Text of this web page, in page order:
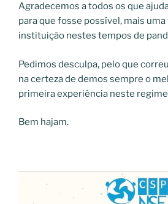
Agradecemos a todos os que
para que fosse possível, mais uma
instituição nestes tempos de
Pedimos desculpa, pelo que
na certeza de demos sempre o
primeira experiência neste regime
Bem hajam.